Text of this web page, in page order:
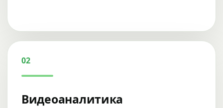
02
Видеоаналитика